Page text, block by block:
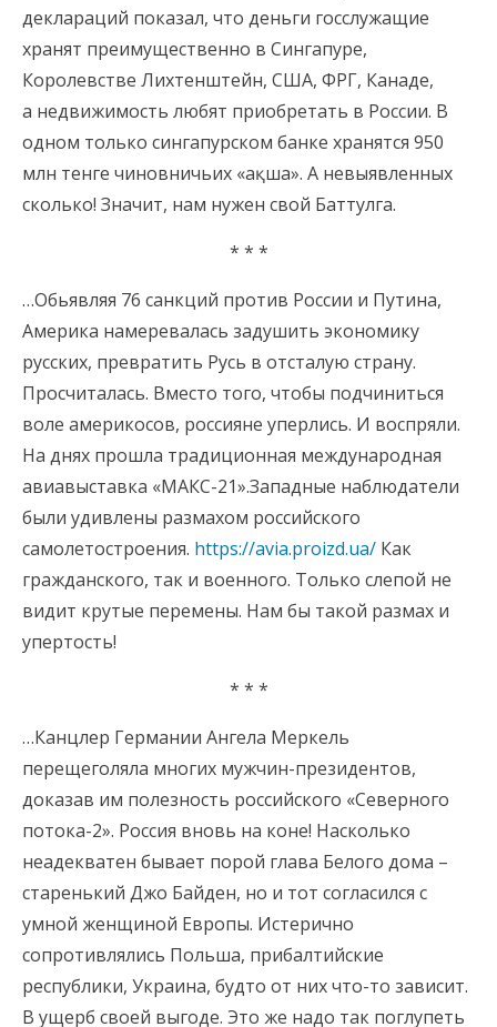
деклараций показал, что деньги госслужащие
хранят преимущественно в Сингапуре,
Королевстве Лихтенштейн, США, ФРГ, Канаде,
а недвижимость любят приобретать в России. В
одном только сингапурском банке хранятся 950
млн тенге чиновничьих «ақша». А невыявленных
сколько! Значит, нам нужен свой Баттулга.
* * *
…Обьявляя 76 санкций против России и Путина,
Америка намеревалась задушить экономику
русских, превратить Русь в отсталую страну.
Просчиталась. Вместо того, чтобы подчиниться
воле америкосов, россияне уперлись. И воспряли.
На днях прошла традиционная международная
авиавыставка «МАКС-21».Западные наблюдатели
были удивлены размахом российского
самолетостроения. https://avia.proizd.ua/ Как
гражданского, так и военного. Только слепой не
видит крутые перемены. Нам бы такой размах и
упертость!
* * *
…Канцлер Германии Ангела Меркель
перещеголяла многих мужчин-президентов,
доказав им полезность российского «Северного
потока-2». Россия вновь на коне! Насколько
неадекватен бывает порой глава Белого дома –
старенький Джо Байден, но и тот согласился с
умной женщиной Европы. Истерично
сопротивлялись Польша, прибалтийские
республики, Украина, будто от них что-то зависит.
В ущерб своей выгоде. Это же надо так поглупеть